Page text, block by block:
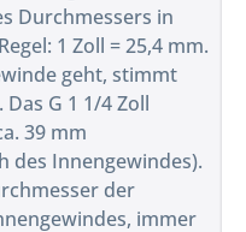
Durchmessers in
1 Zoll = 25,4 mm.
geht, stimmt
G 1 1/4 Zoll
39 mm
des Innengewindes).
der
immer